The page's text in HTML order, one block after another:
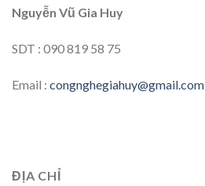
Nguyễn Vũ Gia Huy
SDT : 090 819 58 75
Email : congnghegiahuy@gmail.com
ĐỊA CHỈ